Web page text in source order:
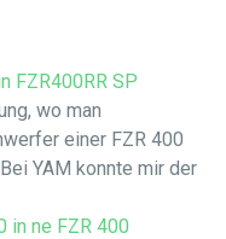
FZR400RR SP
wo man
einer FZR 400
YAM konnte mir der
in ne FZR 400